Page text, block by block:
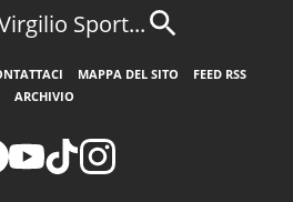
Sport...
MAPPA DEL SITO
FEED RSS
ARCHIVIO